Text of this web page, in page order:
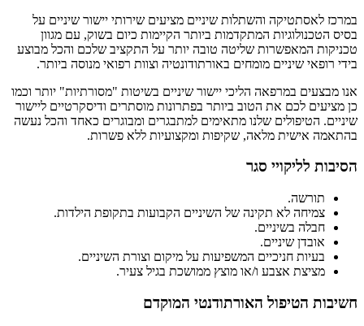
במרכז לאסתטיקה והשתלות שיניים מציעים שירותי יישור שיניים על
בסיס הטכנולוגיות המתקדמות ביותר הקיימות כיום בשוק, עם מגוון
טכניקות המאפשרות שליטה טובה יותר על התקציב שלכם והכל מבוצע
בידי רופאי שיניים מומחים באורתודונטיה וצוות רפואי מנוסה ביותר.
אנו מבצעים במרפאה הליכי יישור שיניים בשיטות "מסורתיות" יותר וכמו
כן מציעים לכם את הטוב ביותר בפתרונות מוסתרים ודיסקרטיים ליישור
שיניים. הטיפולים שלנו מתאימים למתבגרים ומבוגרים כאחד והכל נעשה
בהתאמה אישית מלאה, שקיפות ומקצועיות ללא פשרות.
הסיבות לליקויי סגר
תורשה.
צמיחה לא תקינה של השיניים הקבועות בתקופת הילדות.
חבלה בשיניים.
אובדן שיניים.
בעיות חניכיים המשפיעות על מיקום וצורת השיניים.
מציצת אצבע ו/או מוצץ ממושכת בגיל צעיר.
חשיבות הטיפול האורתודנטי המוקדם